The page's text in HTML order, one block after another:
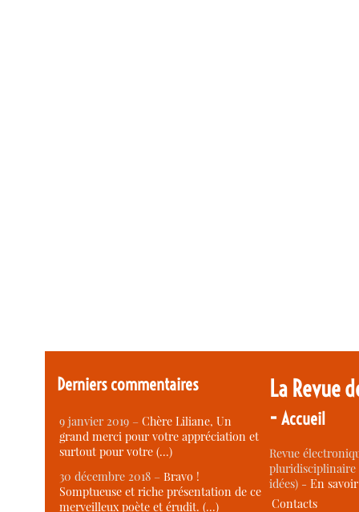
Derniers commentaires
9 janvier 2019 –Chère Liliane, Un
grand merci pour votre appréciation et
surtout pour votre (…)
30 décembre 2018 –Bravo !
Somptueuse et riche présentation de ce
merveilleux poète et érudit. (…)
La Revue
-Accueil
Revue
idées) -En
Contacts